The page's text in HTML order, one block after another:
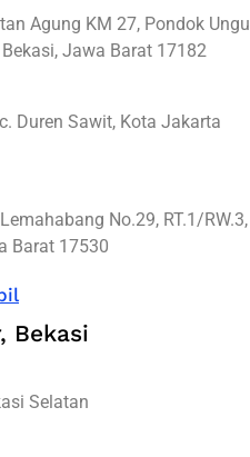
Agung KM 27, Pondok Ungu
Jawa Barat 17182
Duren Sawit, Kota Jakarta
No.29, RT.1/RW.3,
Barat 17530
Bekasi
Selatan